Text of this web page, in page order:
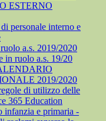
ESTERNO
personale interno e
a.s. 2019/2020
ruolo a.s. 19/20
2019/2020
di utilizzo delle
365 Education
infanzia e primaria -